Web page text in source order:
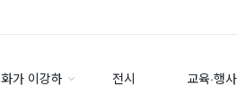
화가 이강하 전시 교육·행사